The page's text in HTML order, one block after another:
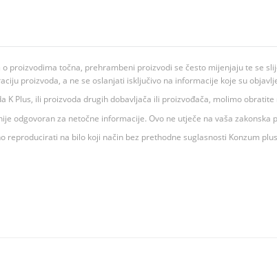
proizvodima točna, prehrambeni proizvodi se često mijenjaju te se
proizvoda, a ne se oslanjati isključivo na informacije koje su
Plus, ili proizvoda drugih dobavljača ili proizvođača, molimo
odgovoran za netočne informacije. Ovo ne utječe na vaša zakonska
na bilo koji način bez prethodne suglasnosti Konzum